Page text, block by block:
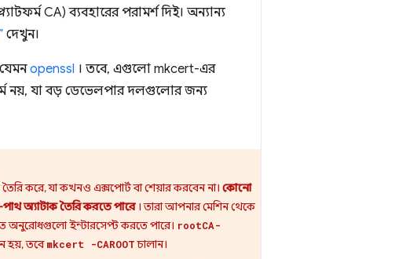
CA) ব্যবহারের পরামর্শ দিই। অন্যান্য
দেখুন।
openssl । তবে, এগুলো mkcert-এর
নয়, যা বড় ডেভেলপার দলগুলোর জন্য
করে, যা কখনও এক্সপোর্ট বা শেয়ার করবেন না। কোনো
অ্যাটাক তৈরি করতে পারে। তারা আপনার মেশিন থেকে
অনুরোধগুলো ইন্টারসেপ্ট করতে পারে। rootCA-
হয়, তবেmkcert -CAROOTচালান।